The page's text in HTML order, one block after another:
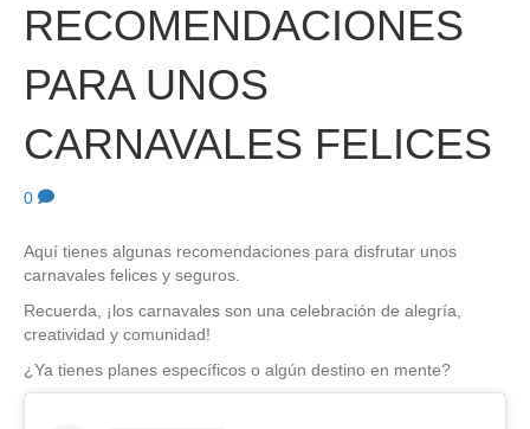
RECOMENDACIONES
PARA UNOS
CARNAVALES FELICES
0
Aquí tienes algunas recomendaciones para disfrutar unos
carnavales felices y seguros.
Recuerda, ¡los carnavales son una celebración de alegría,
creatividad y comunidad!
¿Ya tienes planes específicos o algún destino en mente?